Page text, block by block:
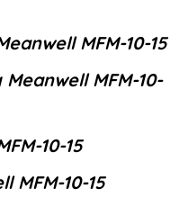
MFM-10-15
MFM-10-
10-15
MFM-10-15